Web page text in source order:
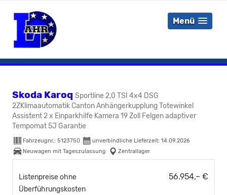
Menü
Skoda Karoq Sportline 2,0 TSI 4x4 DSG
2ZKlimaautomatik Canton Anhängerkupplung Totewinkel
Assistent 2 x Einparkhilfe Kamera 19 Zoll Felgen adaptiver
Tempomat 5J Garantie
Fahrzeugnr.: 5123750 unverbindliche Lieferzeit: 14.09.2026
Neuwagen mit Tageszulassung
Zentrallager
Listenpreise ohne
Überführungskosten
56.954,– €